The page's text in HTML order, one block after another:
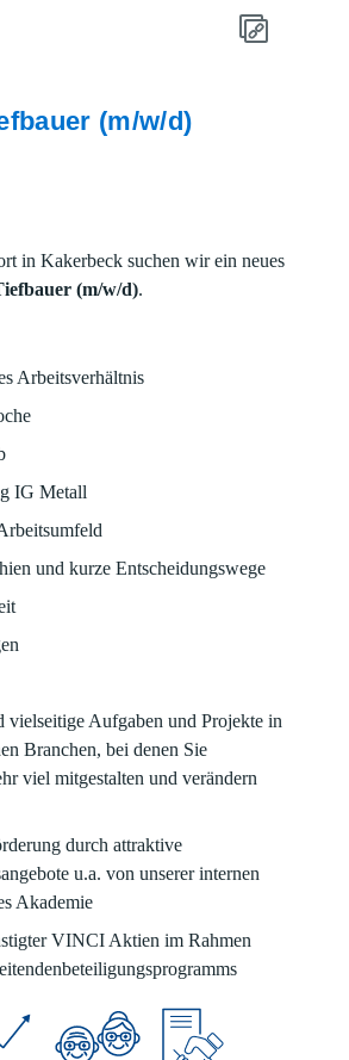
(m/w/d)
in Kakerbeck suchen wir ein neues
(m/w/d).
Arbeitsverhältnis
IG Metall
und kurze Entscheidungswege
vielseitige Aufgaben und Projekte in
Branchen, bei denen Sie
viel mitgestalten und verändern
durch attraktive
u.a. von unserer internen
Akademie
VINCI Aktien im Rahmen